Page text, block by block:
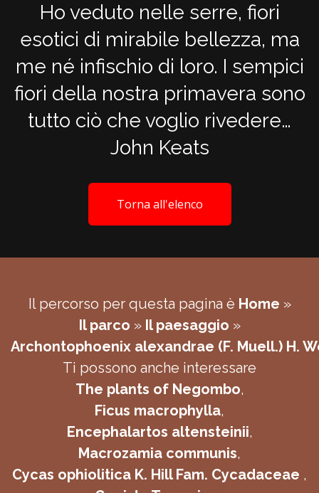
Ho veduto nelle serre, fiori
esotici di mirabile bellezza, ma
me né infischio di loro. I sempici
fiori della nostra primavera sono
tutto ciò che voglio rivedere…
John Keats
Torna all'elenco
Il percorso per questa pagina è Home »
Il parco » Il paesaggio »
Archontophoenix alexandrae (F. Muell.) H.
Ti possono anche interessare
The plants of Negombo,
Ficus macrophylla,
Encephalartos altensteinii,
Macrozamia communis,
Cycas ophiolitica K. Hill Fam. Cycadaceae ,